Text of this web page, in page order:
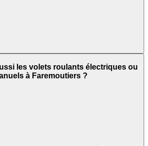
les volets roulants électriques ou
à Faremoutiers ?